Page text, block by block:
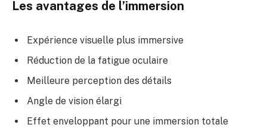
Les avantages de l’immersion
Expérience visuelle plus immersive
Réduction de la fatigue oculaire
Meilleure perception des détails
Angle de vision élargi
Effet enveloppant pour une immersion totale